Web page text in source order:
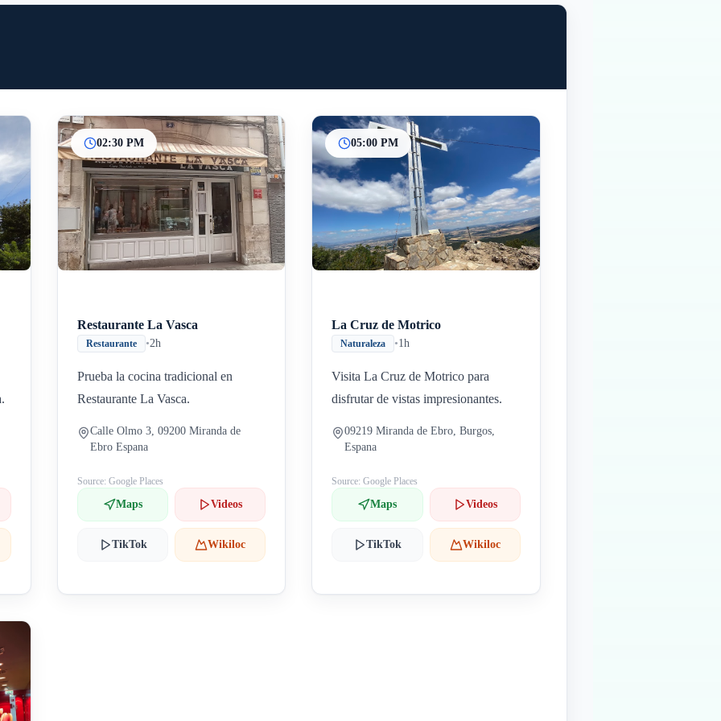
InicioParadas intermedias
Final
02:30 PM
Restaurante La Vasca
Restaurante •2h
Prueba la cocina tradicional en
Restaurante La Vasca.
Calle Olmo 3, 09200 Miranda de
Ebro Espana
Source: Google Places
Maps Videos
TikTok Wikiloc
05:00 PM
La Cruz de Motrico
Naturaleza •1h
Visita La Cruz de Motrico para
disfrutar de vistas impresionantes.
09219 Miranda de Ebro, Burgos,
Espana
Source: Google Places
Maps Videos
TikTok Wikiloc